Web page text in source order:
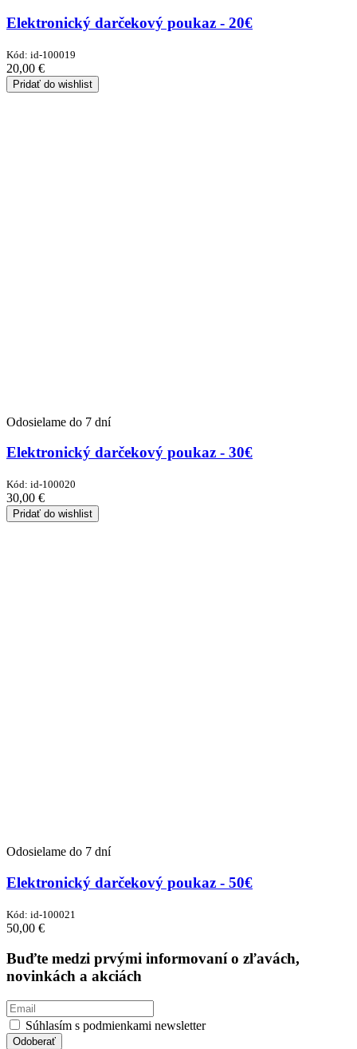
Elektronický darčekový poukaz - 20€
Kód: id-100019
20,00 €
Pridať do wishlist
Odosielame do 7 dní
Elektronický darčekový poukaz - 30€
Kód: id-100020
30,00 €
Pridať do wishlist
Odosielame do 7 dní
Elektronický darčekový poukaz - 50€
Kód: id-100021
50,00 €
Buďte medzi prvými informovaní o zľavách,
novinkách a akciách
Súhlasím s podmienkami newsletter
Odoberať